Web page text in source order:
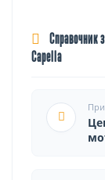
Справочник
Capella